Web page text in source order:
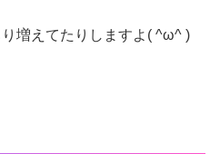
増えてたりしますよ( ^ω^ )